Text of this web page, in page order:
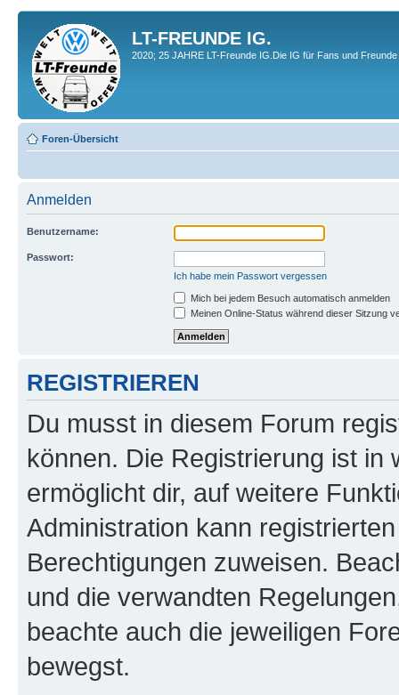
LT-FREUNDE IG.
2020; 25 JAHRE LT-Freunde IG.Die IG für Fans und
Foren-Übersicht
Anmelden
Benutzername:
Passwort:
Ich habe mein Passwort vergessen
Mich bei jedem Besuch automatisch anmelden
Meinen Online-Status während dieser Sitzung
REGISTRIEREN
Du musst in diesem Forum
können. Die Registrierung ist in
ermöglicht dir, auf weitere
Administration kann
Berechtigungen zuweisen.
und die verwandten
beachte auch die jeweiligen
bewegst.